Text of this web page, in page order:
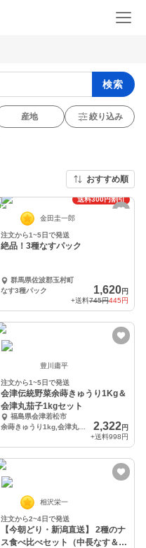
検索
産地 絞り込み
おすすめ順
送料300円割引
金田圭一郎
注文から1~5日で発送
絶品！3種なすパック
群馬県佐波郡玉村町
なす3種パック
1,620円
+送料745円445円
豊川庸平
注文から1~5日で発送
会津伝統野菜余蒔きゅうり1Kg＆
会津丸茄子1kgセット
福島県会津若松市
余蒔きゅうり1kg,会津丸茄子1kg
2,322円
+送料998円
相沢栄一
注文から2~4日で発送
【今朝どり・新潟直送】 2種のナ
ス食べ比べセット（中長なす＆丸